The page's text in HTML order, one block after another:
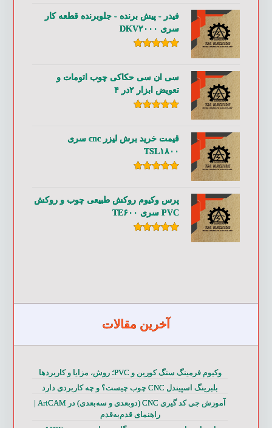
فیدر - پیش برنده - جلوبرنده قطعه کار
سری DKV۲۰۰۰
سی ان سی حکاکی چوب اتومات و
تعویض ابزار ۲در ۴
قیمت خرید برش لیزر cnc سری
TSL۱۸۰۰
پرس وکیوم روکش طبیعی چوب و روکش
PVC سری TE۶۰۰
آخرین مقالات
وکیوم فرمینگ سنگ کورین و PVC؛ روش، مزایا و کاربردها
بلبرینگ اسپیندل CNC چوب چیست؟ و چه کاربردی دارد
آموزش جی کد گیری CNC (دوبعدی و سه‌بعدی) در ArtCAM |
راهنمای قدم‌به‌قدم